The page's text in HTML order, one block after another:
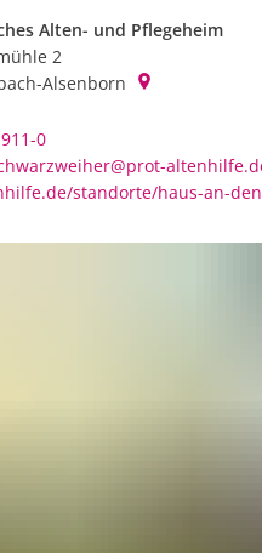
Alten- und Pflegeheim
2
Alsenborn
0
standorte/haus-an-